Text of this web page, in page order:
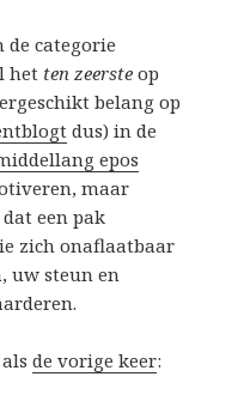
categorie
het ten zeerste op
belang op
dus) in de
epos
maar
een pak
zich onaflaatbaar
uw steun en
alsde vorige keer: